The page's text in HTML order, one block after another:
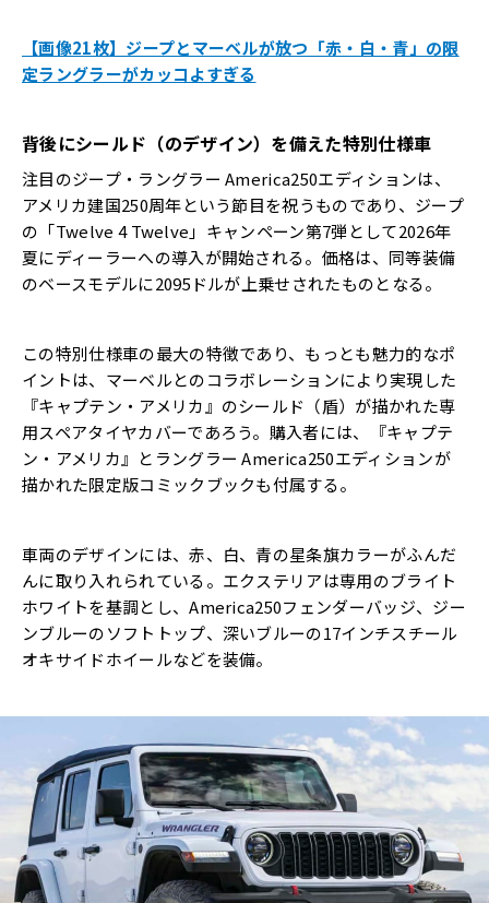
【画像21枚】ジープとマーベルが放つ「赤・白・青」の限
定ラングラーがカッコよすぎる
背後にシールド（のデザイン）を備えた特別仕様車
注目のジープ・ラングラー America250エディションは、
アメリカ建国250周年という節目を祝うものであり、ジープ
の「Twelve 4 Twelve」キャンペーン第7弾として2026年
夏にディーラーへの導入が開始される。価格は、同等装備
のベースモデルに2095ドルが上乗せされたものとなる。
この特別仕様車の最大の特徴であり、もっとも魅力的なポ
イントは、マーベルとのコラボレーションにより実現した
『キャプテン・アメリカ』のシールド（盾）が描かれた専
用スペアタイヤカバーであろう。購入者には、『キャプテ
ン・アメリカ』とラングラー America250エディションが
描かれた限定版コミックブックも付属する。
車両のデザインには、赤、白、青の星条旗カラーがふんだ
んに取り入れられている。エクステリアは専用のブライト
ホワイトを基調とし、America250フェンダーバッジ、ジー
ンブルーのソフトトップ、深いブルーの17インチスチール
オキサイドホイールなどを装備。